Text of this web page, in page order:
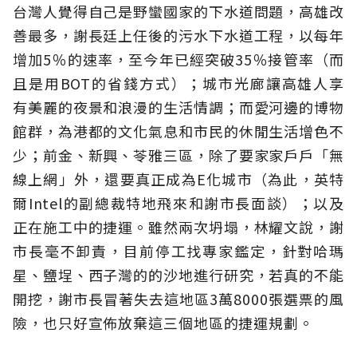
台灣人覺得自己是野蠻國家的下水道問題，高雄改
善最多，謝長廷上任後的污水下水道工程，以每年
增加5％的速率，至今年已經突破35％接管率（而
且是用BOT的省錢方式）；城市光廊讓高雄人享
有美麗的夜景和浪漫的生活情調；而愛河邊的博物
館群，為港都的文化氣息和市民的休閒生活增色不
少；前金、新興、苓雅三區，除了要家家戶戶「無
線上網」外，還要真正成為E化城市（為此，英特
爾Intel的副總裁特地飛來和謝市長面談）；以及
正在施工中的捷運。雖然兩次坍塌，林耀文說，謝
市長毫不卸責，目前停工找專家鑑定，針對哈瑪
星、鹽埕、西子灣的的沙地進行研究，若真的不能
開挖，謝市長冒著失去這地區3萬8000張選票的風
險，也只好宣佈放棄這三個地區的捷運規劃。